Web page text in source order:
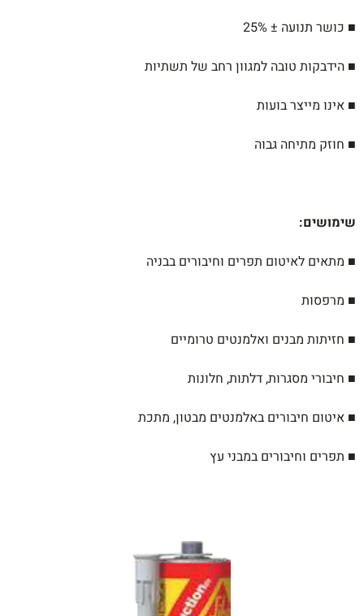
■ כושר תנועה ± 25%
■ הידבקות טובה למגוון רחב של תשתיות
■ אינו מייצר בועות
■ חוזק מתיחה גבוה
שימושים:
■ מתאים לאיטום תפרים וחיבורים בבניה
■ מרפסות
■ חזיתות מבנים ואלמנטים טרומיים
■ חיבורי מסגרות, דלתות, חלונות
■ איטום חיבורים באלמנטים מבטון, מתכת
■ תפרים וחיבורים במבני עץ